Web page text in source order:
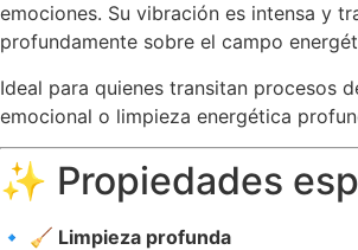
emociones. Su vibración es intensa y
profundamente sobre el campo
Ideal para quienes transitan procesos
emocional o limpieza energética
✨ Propiedades
🔹 🧹 Limpieza profunda